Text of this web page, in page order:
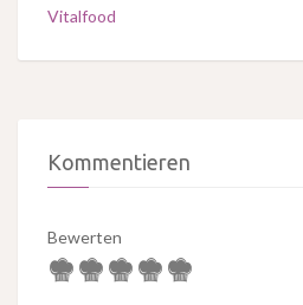
Vitalfood
Kommentieren
Bewerten